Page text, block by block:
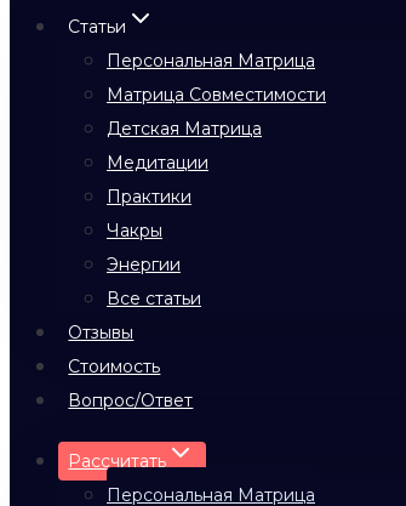
Статьи
Персональная Матрица
Матрица Совместимости
Детская Матрица
Медитации
Практики
Чакры
Энергии
Все статьи
Отзывы
Стоимость
Вопрос/Ответ
Рассчитать
Персональная Матрица